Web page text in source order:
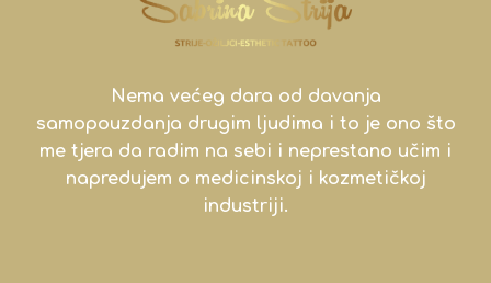
Nema većeg dara od davanja
samopouzdanja drugim ljudima i to je ono što
me tjera da radim na sebi i neprestano učim i
napredujem o medicinskoj i kozmetičkoj
industriji.